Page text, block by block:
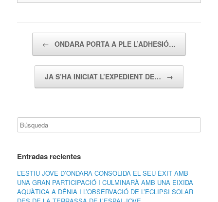
← ONDARA PORTA A PLE L’ADHESIÓ…
JA S’HA INICIAT L’EXPEDIENT DE… →
Entradas recientes
L’ESTIU JOVE D’ONDARA CONSOLIDA EL SEU ÈXIT AMB
UNA GRAN PARTICIPACIÓ I CULMINARÀ AMB UNA EIXIDA
AQUÀTICA A DÉNIA I L’OBSERVACIÓ DE L’ECLIPSI SOLAR